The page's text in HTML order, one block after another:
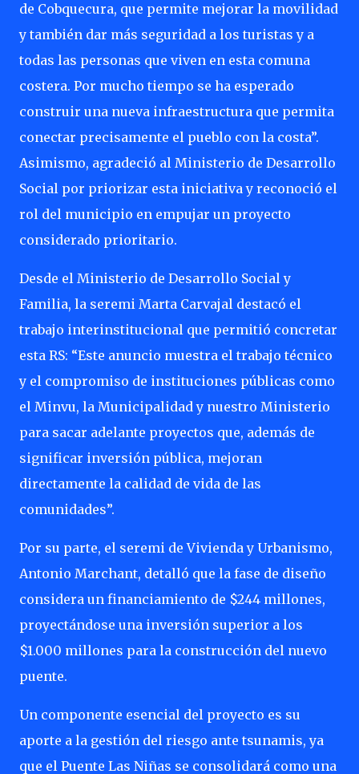
de Cobquecura, que permite mejorar la movilidad
y también dar más seguridad a los turistas y a
todas las personas que viven en esta comuna
costera. Por mucho tiempo se ha esperado
construir una nueva infraestructura que permita
conectar precisamente el pueblo con la costa”.
Asimismo, agradeció al Ministerio de Desarrollo
Social por priorizar esta iniciativa y reconoció el
rol del municipio en empujar un proyecto
considerado prioritario.
Desde el Ministerio de Desarrollo Social y
Familia, la seremi Marta Carvajal destacó el
trabajo interinstitucional que permitió concretar
esta RS: “Este anuncio muestra el trabajo técnico
y el compromiso de instituciones públicas como
el Minvu, la Municipalidad y nuestro Ministerio
para sacar adelante proyectos que, además de
significar inversión pública, mejoran
directamente la calidad de vida de las
comunidades”.
Por su parte, el seremi de Vivienda y Urbanismo,
Antonio Marchant, detalló que la fase de diseño
considera un financiamiento de $244 millones,
proyectándose una inversión superior a los
$1.000 millones para la construcción del nuevo
puente.
Un componente esencial del proyecto es su
aporte a la gestión del riesgo ante tsunamis, ya
que el Puente Las Niñas se consolidará como una